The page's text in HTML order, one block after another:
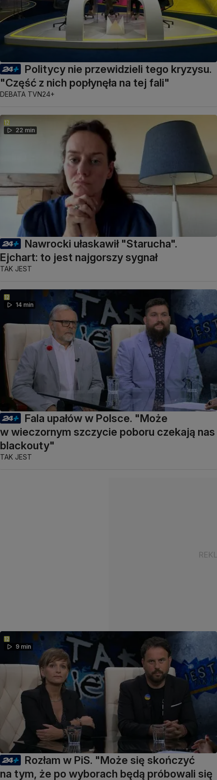
Politycy nie przewidzieli tego kryzysu.
"Część z nich popłynęła na tej fali"
DEBATA TVN24+
22 min
Nawrocki ułaskawił "Starucha".
Ejchart: to jest najgorszy sygnał
TAK JEST
14 min
Fala upałów w Polsce. "Może
w wieczornym szczycie poboru czekają nas
blackouty"
TAK JEST
9 min
Rozłam w PiS. "Może się skończyć
na tym, że po wyborach będą próbowali się